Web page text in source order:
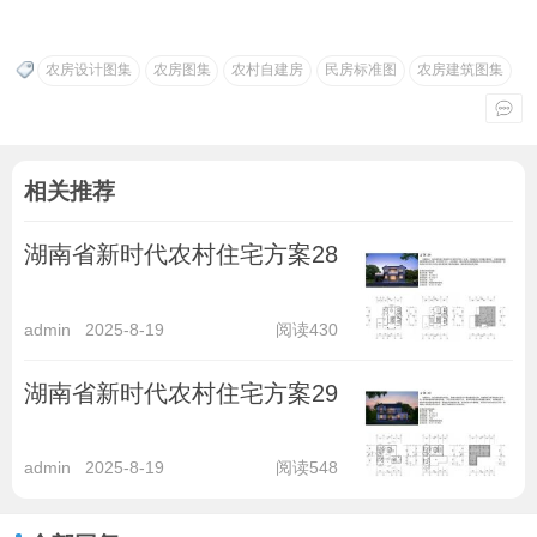
农房设计图集 农房图集 农村自建房 民房标准图 农房建筑图集
相关推荐
湖南省新时代农村住宅方案28
admin 2025-8-19 阅读430
湖南省新时代农村住宅方案29
admin 2025-8-19 阅读548